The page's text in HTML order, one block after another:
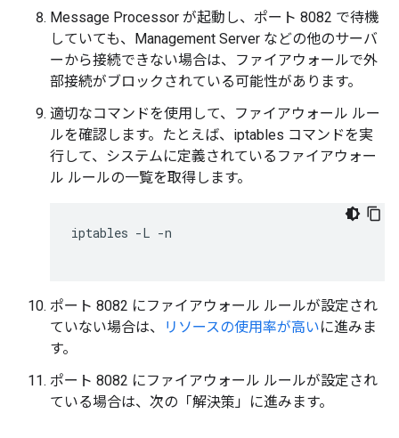
Message Processor が起動し、ポート 8082 で待機
していても、Management Server などの他のサーバ
ーから接続できない場合は、ファイアウォールで外
部接続がブロックされている可能性があります。
適切なコマンドを使用して、ファイアウォール ルー
ルを確認します。たとえば、iptables コマンドを実
行して、システムに定義されているファイアウォー
ル ルールの一覧を取得します。
iptables -L -n
ポート 8082 にファイアウォール ルールが設定され
ていない場合は、
リソースの使用率が高いに進みま
す。
ポート 8082 にファイアウォール ルールが設定され
ている場合は、次の「解決策」に進みます。